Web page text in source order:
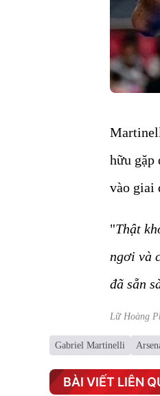
hữu gặp
vào giai
"Thật
ngơi và
đã sẵn
Lữ Hoàng
Gabriel Martinelli
-63%